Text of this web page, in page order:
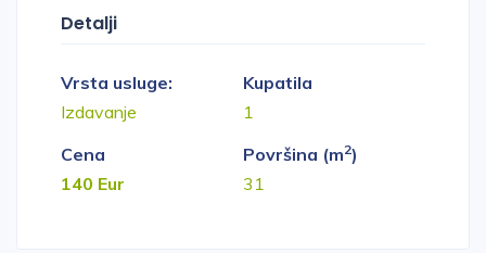
Detalji
Vrsta usluge:
Izdavanje
Kupatila
1
Cena
140 Eur
Površina (m2)
31